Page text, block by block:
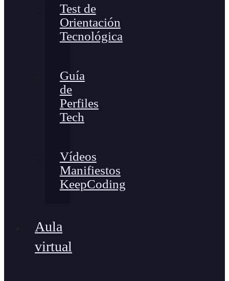
Test de
Orientación
Tecnológica
Guía
de
Perfiles
Tech
Vídeos
Manifiestos
KeepCoding
Aula
virtual